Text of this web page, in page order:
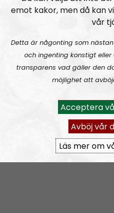
Avsnitt
Opråb #33:NATO vil have
emot kakor, men då kan
vår
Detta är någonting som
och ingenting konstigt
transparens vad gäller den
möjlighet att
Acceptera
Avböj vår
Läs mer om